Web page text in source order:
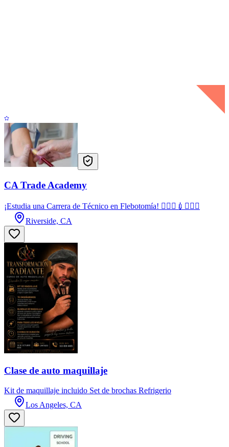
CA Trade Academy
¡Estudia una Carrera de Técnico en Flebotomía! 👩🏻‍⚕️💉🧑🏻‍⚕️
Riverside, CA
Clase de auto maquillaje
Kit de maquillaje incluido Set de brochas Refrigerio
Los Angeles, CA